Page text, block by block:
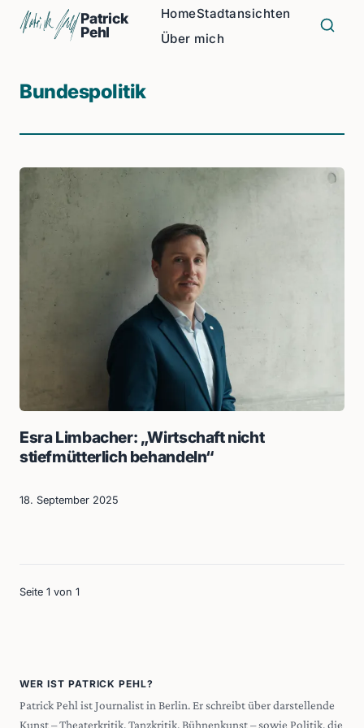
Patrick
Pehl
HomeStadtansichten
Über mich
Bundespolitik
Esra Limbacher: „Wirtschaft nicht
stiefmütterlich behandeln“
18. September 2025
Seite 1 von 1
WER IST PATRICK PEHL?
Patrick Pehl ist Journalist in Berlin. Er schreibt über darstellende
Kunst – Theaterkritik, Tanzkritik, Bühnenkunst – sowie Politik, die